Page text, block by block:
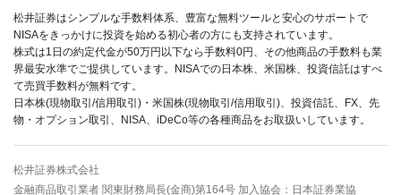
松井証券はシンプルな手数料体系、豊富な無料ツールと安心のサポートで
NISAをきっかけに投資を始める初心者の方にも支持されています。
株式は1日の約定代金が50万円以下なら手数料0円、その他商品の手数料も業
界最安水準でご提供しています。NISAでの日本株、米国株、投資信託はすべ
て売買手数料が無料です。
日本株(現物取引/信用取引)・米国株(現物取引/信用取引)、投資信託、FX、先
物・オプション取引、NISA、iDeCo等の各種商品をお取扱いしています。
松井証券株式会社
金融商品取引業者 関東財務局長(金商)第164号 加入協会：日本証券業協